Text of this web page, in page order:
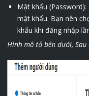
Mật khẩu
mật khẩu. Bạn nên
khẩu khi đăng nhập
Hình mô tả bên dưới, Sau